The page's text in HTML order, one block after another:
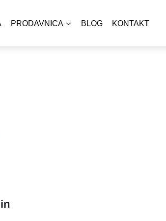
PRODAVNICA
ZA VIDEO NADZOR
BLOG KONTAKT